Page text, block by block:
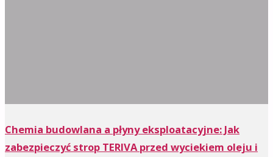
Chemia budowlana a płyny eksploatacyjne: Jak
zabezpieczyć strop TERIVA przed wyciekiem oleju i